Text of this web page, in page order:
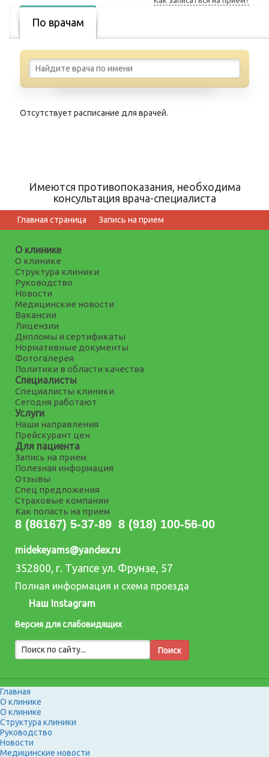
По врачам
Отсутствует расписание для врачей.
Имеются противопоказания, необходима
консультация врача-специалиста
Главная страница Запись на прием
О клинике
О клинике
Структура клиники
Руководство
Новости
Медицинские новости
Вакансии
Лицензии
Дипломы и сертификаты
Нормативные документы
Фотогалерея
Политики в области качества
Специалисты
Специалисты клиники
Сегодня работают
Услуги
Наши направления
Прейскурант цен
Для пациента
Запись на прием
Полезная информация
Отзывы
Спец предложения
Страховые компании
Как попасть на прием
8 (86167) 5-37-89 8 (918) 100-56-00
midekeyams@yandex.ru
352800, г. Туапсе ул. Фрунзе, 57
Полная информация и схема проезда
Наш Instagram
Версия для слабовидящих
Главная
О клинике
О клинике
Структура клиники
Руководство
Новости
Медицинские новости